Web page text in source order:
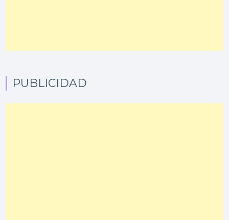
PUBLICIDAD